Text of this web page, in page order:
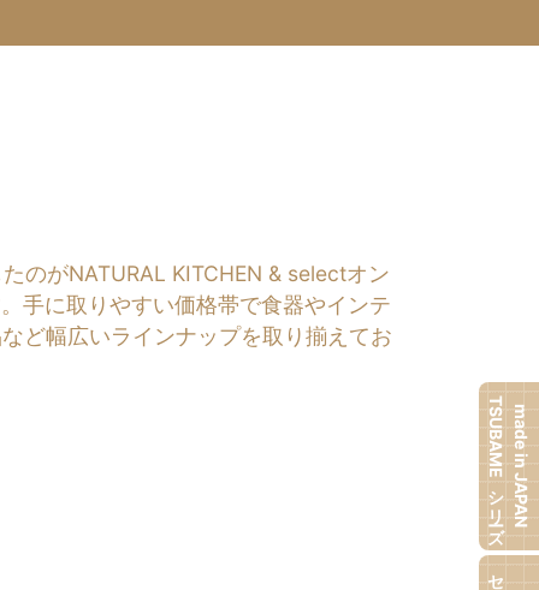
のがNATURAL KITCHEN & selectオン
手に取りやすい価格帯で食器やインテ
ど幅広いラインナップを取り揃えてお
made in JAPAN
TSUBAMEシリーズ